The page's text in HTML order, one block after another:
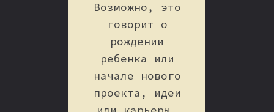
Возможно, это
говорит о
рождении
ребенка или
начале нового
проекта, идеи